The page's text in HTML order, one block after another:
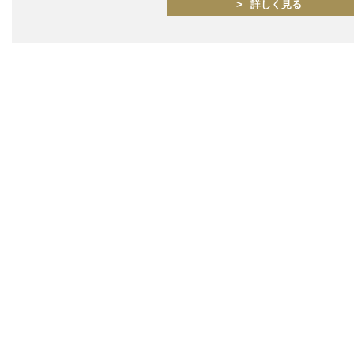
詳しく見る